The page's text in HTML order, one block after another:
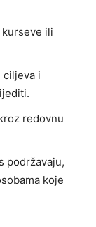
ili
ciljeva i
redovnu
podržavaju,
koje